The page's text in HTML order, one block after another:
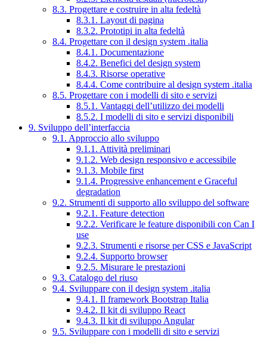
8.3. Progettare e costruire in alta fedeltà
8.3.1. Layout di pagina
8.3.2. Prototipi in alta fedeltà
8.4. Progettare con il design system .italia
8.4.1. Documentazione
8.4.2. Benefici del design system
8.4.3. Risorse operative
8.4.4. Come contribuire al design system .italia
8.5. Progettare con i modelli di sito e servizi
8.5.1. Vantaggi dell’utilizzo dei modelli
8.5.2. I modelli di sito e servizi disponibili
9. Sviluppo dell’interfaccia
9.1. Approccio allo sviluppo
9.1.1. Attività preliminari
9.1.2. Web design responsivo e accessibile
9.1.3. Mobile first
9.1.4. Progressive enhancement e Graceful
degradation
9.2. Strumenti di supporto allo sviluppo del software
9.2.1. Feature detection
9.2.2. Verificare le feature disponibili con Can I
use
9.2.3. Strumenti e risorse per CSS e JavaScript
9.2.4. Supporto browser
9.2.5. Misurare le prestazioni
9.3. Catalogo del riuso
9.4. Sviluppare con il design system .italia
9.4.1. Il framework Bootstrap Italia
9.4.2. Il kit di sviluppo React
9.4.3. Il kit di sviluppo Angular
9.5. Sviluppare con i modelli di sito e servizi